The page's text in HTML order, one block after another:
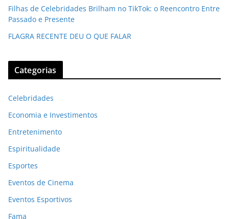
Filhas de Celebridades Brilham no TikTok: o Reencontro Entre
Passado e Presente
FLAGRA RECENTE DEU O QUE FALAR
Categorias
Celebridades
Economia e Investimentos
Entretenimento
Espiritualidade
Esportes
Eventos de Cinema
Eventos Esportivos
Fama